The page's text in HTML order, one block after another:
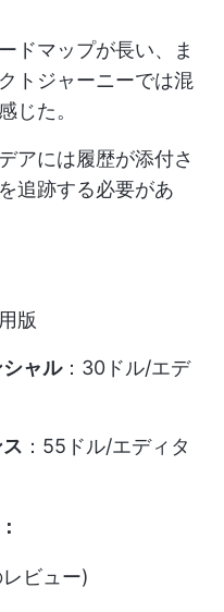
ドマップが長い、ま
トジャーニーでは混
じた。
アには履歴が添付さ
追跡する必要があ
版
ャル：30ドル/エデ
：55ドル/エディタ
ビュー)